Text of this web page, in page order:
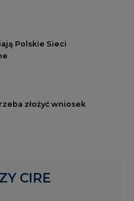
Polskie Sieci
złożyć wniosek
CIRE